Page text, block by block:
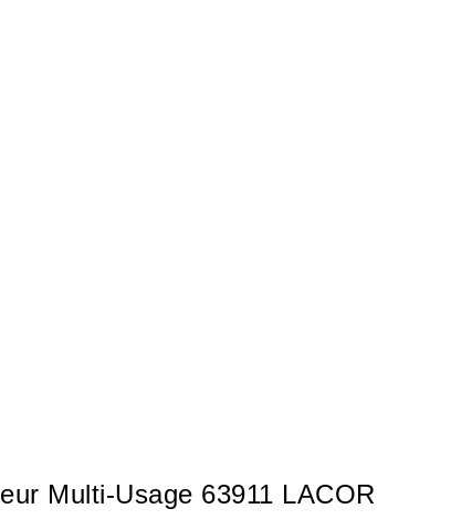
Multi-Usage 63911 LACOR